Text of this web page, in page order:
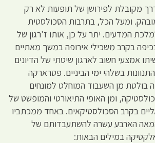
מקובלת לפירושן של תופעות לא רק
ומעל הכל, בתרבות הסכולסטית
המדעים. יתר על כן, אותו ז'רגון של
בקרב משכילי אירופה במשך מאתיים
אמצעי חשוב לארגון שיטתי של הדיונים
התנוונות בשלהי ימי הביניים. פטרארקה
בולטת מן השעבוד המוחלט למונחים
ומן האופי התיאורטי והמופשט של
בקרב הסכולסטיקאים. באחד ממכתביו
הארבע עשרה להשתעבדותם של
במילים הבאות: